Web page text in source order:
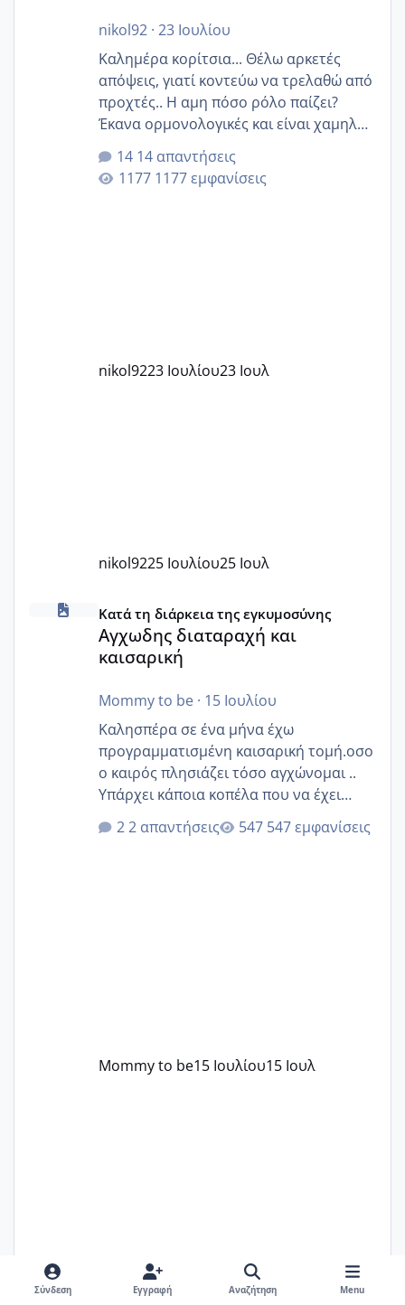
nikol92· 23 Ιουλίου
Καλημέρα κορίτσια... Θέλω αρκετές
απόψεις, γιατί κοντεύω να τρελαθώ από
προχτές.. Η αμη πόσο ρόλο παίζει?
Έκανα ορμονολογικές και είναι χαμηλή
για την ηλικία μου.. Είχα ήδη μια
εγκυμοσύνη, που έπρεπε να τερματιστεί
στην 27η εβδομάδα και προσπαθώ 7
14 απαντήσεις
1177 εμφανίσεις
nikol9223 Ιουλίου23 Ιουλ
nikol9225 Ιουλίου25 Ιουλ
Αγχωδης διαταραχή και καισαρική
Κατά τη διάρκεια της εγκυμοσύνης
Αγχωδης διαταραχή και
καισαρική
Mommy to be· 15 Ιουλίου
Καλησπέρα σε ένα μήνα έχω
προγραμματισμένη καισαρική τομή.οσο
ο καιρός πλησιάζει τόσο αγχώνομαι ..
Υπάρχει κάποια κοπέλα που να έχει
παρόμοιο ιστορικό να μας πει την
εμπειρία της;Να σημειώσω είναι η
2 απαντήσεις 547 εμφανίσεις
Mommy to be15 Ιουλίου15 Ιουλ
Σύνδεση Εγγραφή Αναζήτηση Menu